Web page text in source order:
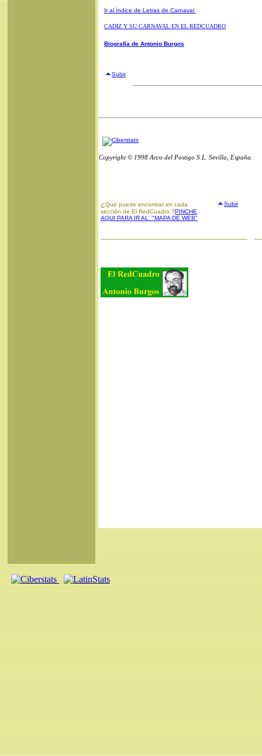
Ir al índice de Letras de Carnaval
CADIZ Y SU CARNAVAL EN EL REDCUADRO
Biografía de Antonio Burgos
Subir
Copyright © 1998 Arco del Postigo S.L. Sevilla, España.
¿ Qué puede encontrar en cada
sección de El RedCuadro ?PINCHE
AQUI PARA IR AL "MAPA DE WEB"
Subir